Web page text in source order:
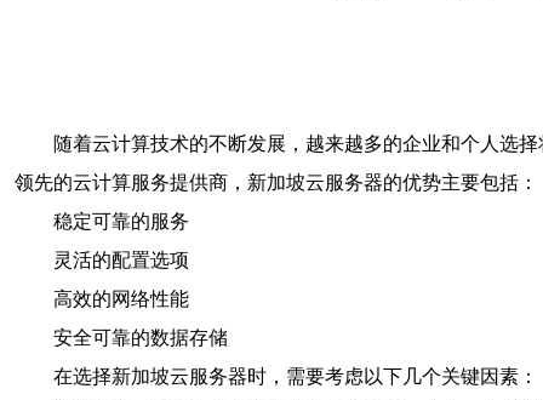
随着云计算技术的不断发展，越来越多的企业和个人选
领先的云计算服务提供商，新加坡云服务器的优势主要包括：
稳定可靠的服务
灵活的配置选项
高效的网络性能
安全可靠的数据存储
在选择新加坡云服务器时，需要考虑以下几个关键因素：